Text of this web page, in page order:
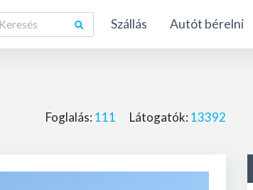
Szállás Autót bérelni
Foglalás: 111 Látogatók: 13392